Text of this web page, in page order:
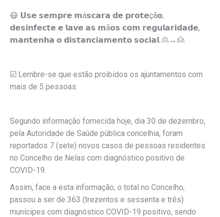
😷 𝗨𝘀𝗲 𝘀𝗲𝗺𝗽𝗿𝗲 𝗺á𝘀𝗰𝗮𝗿𝗮 𝗱𝗲 𝗽𝗿𝗼𝘁𝗲çã𝗼,
𝗱𝗲𝘀𝗶𝗻𝗳𝗲𝗰𝘁𝗲 𝗲 𝗹𝗮𝘃𝗲 𝗮𝘀 𝗺ã𝗼𝘀 𝗰𝗼𝗺 𝗿𝗲𝗴𝘂𝗹𝗮𝗿𝗶𝗱𝗮𝗱𝗲,
𝗺𝗮𝗻𝘁𝗲𝗻𝗵𝗮 𝗼 𝗱𝗶𝘀𝘁𝗮𝗻𝗰𝗶𝗮𝗺𝗲𝗻𝘁𝗼 𝘀𝗼𝗰𝗶𝗮𝗹 🙎↔️🙍
☑️ Lembre-se que estão proibidos os ajuntamentos com
mais de 5 pessoas.
Segundo informação fornecida hoje, dia 30 de dezembro,
pela Autoridade de Saúde pública concelhia, foram
reportados 7 (sete) novos casos de pessoas residentes
no Concelho de Nelas com diagnóstico positivo de
COVID-19.
Assim, face a esta informação, o total no Concelho,
passou a ser de 363 (trezentos e sessenta e três)
munícipes com diagnóstico COVID-19 positivo, sendo